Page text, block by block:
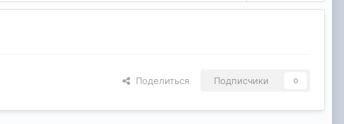
Поделиться Подписчики 0